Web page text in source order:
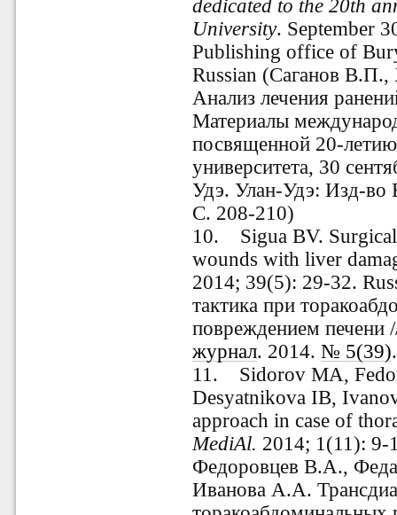
dedicated to the 20th
University. September
Publishing office of
Russian (Саганов
Анализ лечения
Материалы
посвященной 20-летию
университета, 30
Удэ. Улан-Удэ: Изд-во
С. 208-210)
10.
Sigua BV.
wounds with liver
2014; 39(5): 29-32.
тактика при
повреждением печени
журнал. 2014.№ 5(39)
11.
Sidorov MA,
Desyatnikova IB,
approach in case of
MediAl. 2014; 1(11):
Федоровцев В.А.,
Иванова А.А.